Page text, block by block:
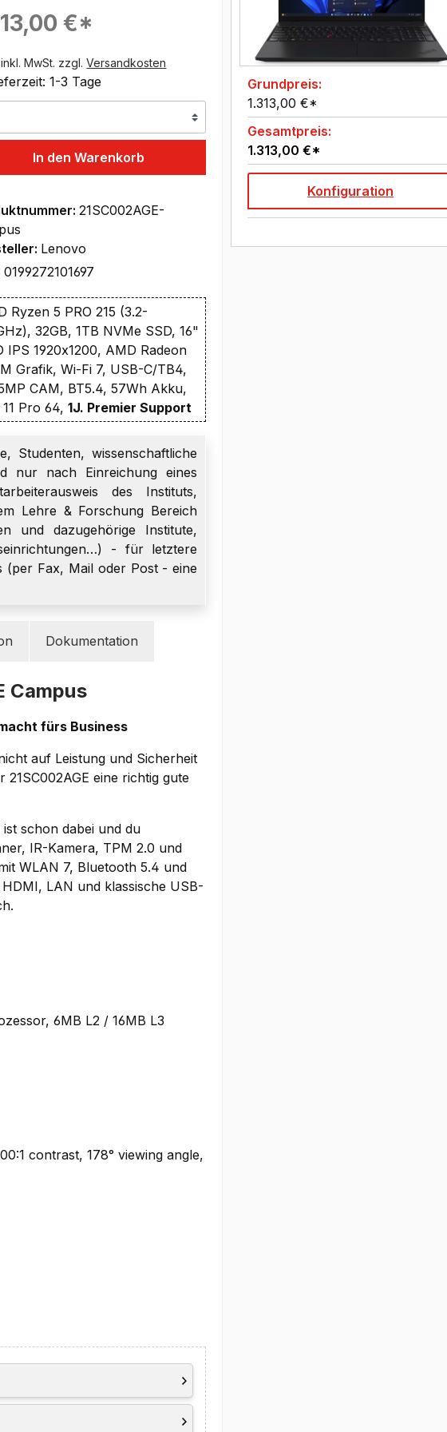
Preis:€*
MwSt. zzgl.Versandkosten
1-3 Tage
In den Warenkorb
21SC002AGE-
Lenovo
0199272101697
Ryzen 5 PRO 215 (3.2-
32GB, 1TB NVMe SSD, 16"
IPS 1920x1200, AMD Radeon
Grafik, Wi-Fi 7, USB-C/TB4,
CAM, BT5.4, 57Wh Akku,
11 Pro 64,1J. Premier Support
Studenten, wissenschaftliche
nur nach Einreichung eines
des Instituts,
Lehre & Forschung Bereich
und dazugehörige Institute,
- für letztere
(per Fax, Mail oder Post - eine
Dokumentation
Campus
fürs Business
auf Leistung und Sicherheit
eine richtig gute
schon dabei und du
IR-Kamera, TPM 2.0 und
WLAN 7, Bluetooth 5.4 und
LAN und klassische USB-
6MB L2 / 16MB L3
contrast, 178° viewing angle,
Grundpreis:
1.313,00 €*
Gesamtpreis:
1.313,00 €*
Konfiguration